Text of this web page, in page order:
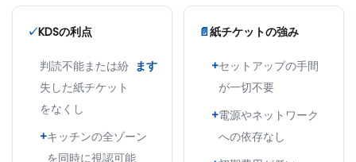
✓KDSの利点
判読不能または紛
失した紙チケット
をなくし
ます
+キッチンの全ゾーン
を同時に視認可能
📄紙チケットの強み
+セットアップの手間
が一切不要
+電源やネットワーク
への依存なし